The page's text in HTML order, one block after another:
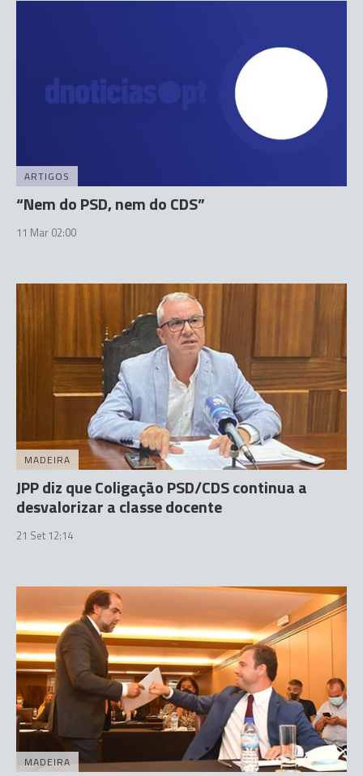
ARTIGOS
“Nem do PSD, nem do CDS”
11 Mar 02:00
MADEIRA
JPP diz que Coligação PSD/CDS continua a
desvalorizar a classe docente
21 Set 12:14
MADEIRA